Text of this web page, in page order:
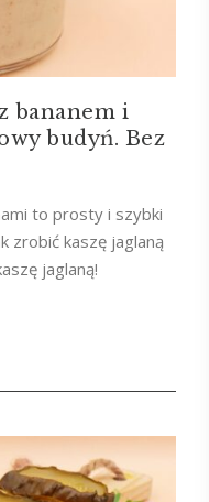
bananem i
budyń. Bez
to prosty i szybki
zrobić kaszę jaglaną
jaglaną!